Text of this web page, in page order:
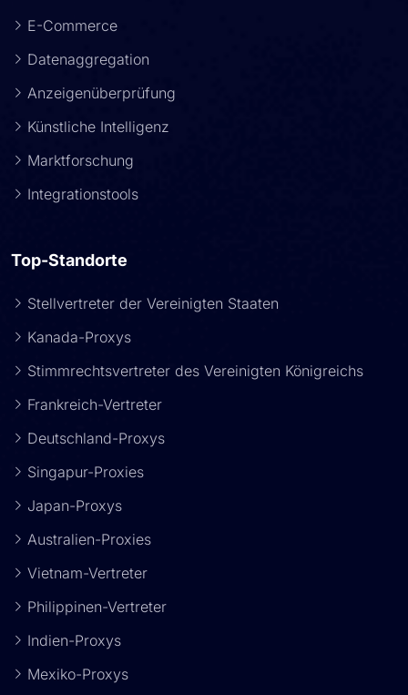
E-Commerce
Datenaggregation
Anzeigenüberprüfung
Künstliche Intelligenz
Marktforschung
Integrationstools
Top-Standorte
Stellvertreter der Vereinigten Staaten
Kanada-Proxys
Stimmrechtsvertreter des Vereinigten Königreichs
Frankreich-Vertreter
Deutschland-Proxys
Singapur-Proxies
Japan-Proxys
Australien-Proxies
Vietnam-Vertreter
Philippinen-Vertreter
Indien-Proxys
Mexiko-Proxys